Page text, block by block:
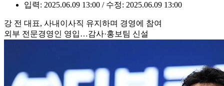
입력: 2025.06.09 13:00 / 수정: 2025.06.09 13:00
강 전 대표, 사내이사직 유지하며 경영에 참여
외부 전문경영인 영입…감사·홍보팀 신설